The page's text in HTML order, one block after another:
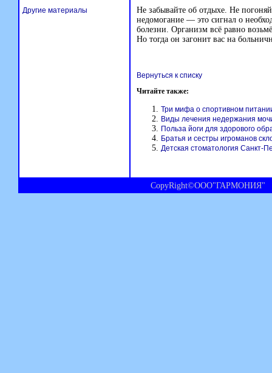
Не забывайте об отдыхе. Не
недомогание — это сигнал о
болезни. Организм всё равно
Но тогда он загонит вас на
Вернуться к списку
Читайте также:
Три мифа о спортивном
Виды лечения недержания
Польза йоги для здорового
Братья и сестры игроманов
Детская стоматология Санкт-
Другие материалы